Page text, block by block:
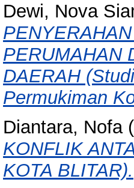
Dewi, Nova
PERUMAHAN
DAERAH
Permukiman
Diantara, Nofa
KONFLIK
KOTA BLITAR).